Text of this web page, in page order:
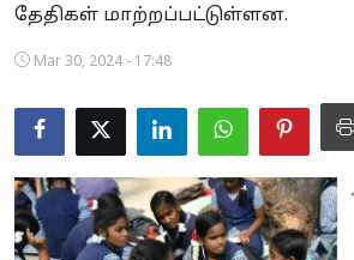
National
Astrology
Spirituality
Weather
தேதிகள் மாற்றப்பட்டுள்ளன.
Mar 30, 2024 - 17:48